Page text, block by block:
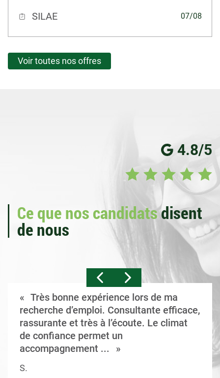
SILAE
07/08
Voir toutes nos offres
4.8/5
Ce que nos candidatsdisent
de nous
Très bonne expérience lors de ma
recherche d’emploi. Consultante efficace,
rassurante et très à l’écoute. Le climat
de confiance permet un
accompagnement ...
S.